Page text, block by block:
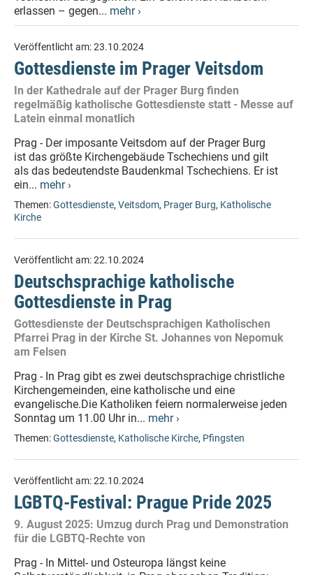
erlassen – gegen... mehr ›
Veröffentlicht am:23.10.2024
Gottesdienste im Prager Veitsdom
In der Kathedrale auf der Prager Burg finden
regelmäßig katholische Gottesdienste statt - Messe auf
Latein einmal monatlich
Prag - Der imposante Veitsdom auf der Prager Burg
ist das größte Kirchengebäude Tschechiens und gilt
als das bedeutendste Baudenkmal Tschechiens. Er ist
ein... mehr ›
Themen:Gottesdienste, Veitsdom, Prager Burg, Katholische
Kirche
Veröffentlicht am:22.10.2024
Deutschsprachige katholische
Gottesdienste in Prag
Gottesdienste der Deutschsprachigen Katholischen
Pfarrei Prag in der Kirche St. Johannes von Nepomuk
am Felsen
Prag - In Prag gibt es zwei deutschsprachige christliche
Kirchengemeinden, eine katholische und eine
evangelische.Die Katholiken feiern normalerweise jeden
Sonntag um 11.00 Uhr in... mehr ›
Themen:Gottesdienste, Katholische Kirche, Pfingsten
Veröffentlicht am:22.10.2024
LGBTQ-Festival: Prague Pride 2025
9. August 2025: Umzug durch Prag und Demonstration
für die LGBTQ-Rechte von
Prag - In Mittel- und Osteuropa längst keine